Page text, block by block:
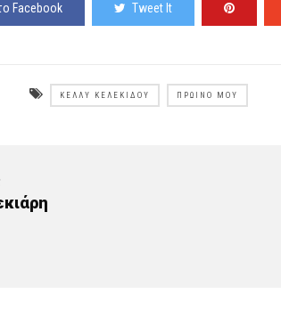
Facebook Tweet It
ΚΈΛΛΥ ΚΕΛΕΚΊΔΟΥ ΠΡΩΙΝΌ ΜΟΥ